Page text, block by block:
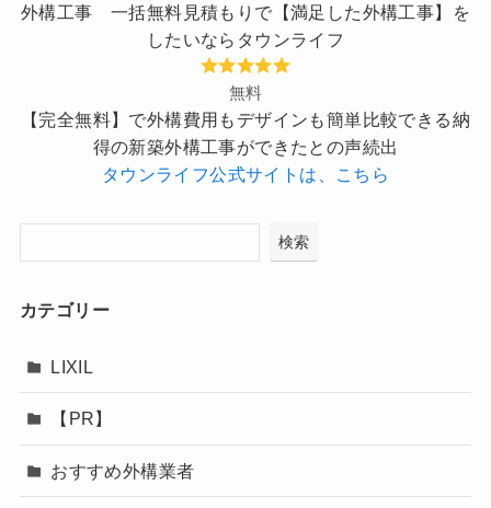
外構工事 一括無料見積もりで【満足した外構工事】を
したいならタウンライフ
無料
【完全無料】で外構費用もデザインも簡単比較できる納
得の新築外構工事ができたとの声続出
タウンライフ公式サイトは、こちら
検索
カテゴリー
LIXIL
【PR】
おすすめ外構業者